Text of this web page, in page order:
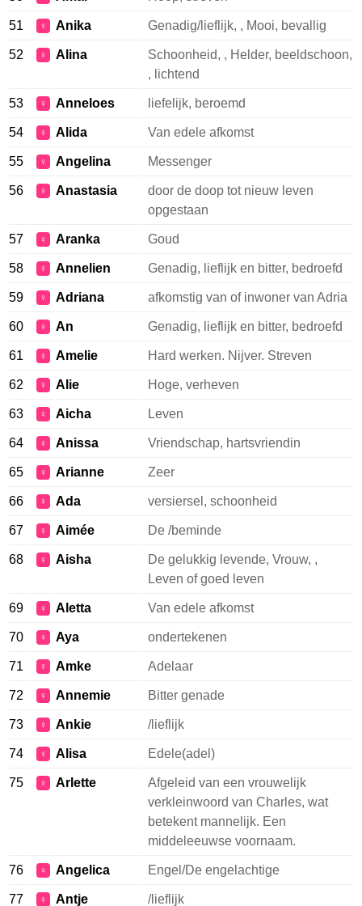
51 ♀ Anika Genadig/lieflijk, , Mooi, bevallig
52 ♀ Alina
Schoonheid, , Helder, beeldschoon,
, lichtend
53 ♀ Anneloes liefelijk, beroemd
54 ♀ Alida Van edele afkomst
55 ♀ Angelina Messenger
56 ♀ Anastasia
door de doop tot nieuw leven
opgestaan
57 ♀ Aranka Goud
58 ♀ Annelien Genadig, lieflijk en bitter, bedroefd
59 ♀ Adriana afkomstig van of inwoner van Adria
60 ♀ An Genadig, lieflijk en bitter, bedroefd
61 ♀ Amelie Hard werken. Nijver. Streven
62 ♀ Alie Hoge, verheven
63 ♀ Aicha Leven
64 ♀ Anissa Vriendschap, hartsvriendin
65 ♀ Arianne Zeer
66 ♀ Ada versiersel, schoonheid
67 ♀ Aimée De /beminde
68 ♀ Aisha
De gelukkig levende, Vrouw, ,
Leven of goed leven
69 ♀ Aletta Van edele afkomst
70 ♀ Aya ondertekenen
71 ♀ Amke Adelaar
72 ♀ Annemie Bitter genade
73 ♀ Ankie /lieflijk
74 ♀ Alisa Edele(adel)
75 ♀ Arlette
Afgeleid van een vrouwelijk
verkleinwoord van Charles, wat
betekent mannelijk. Een
middeleeuwse voornaam.
76 ♀ Angelica Engel/De engelachtige
77 ♀ Antje /lieflijk